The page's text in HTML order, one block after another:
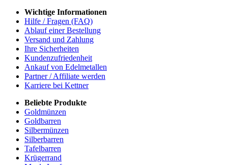
Wichtige Informationen
Hilfe / Fragen (FAQ)
Ablauf einer Bestellung
Versand und Zahlung
Ihre Sicherheiten
Kundenzufriedenheit
Ankauf von Edelmetallen
Partner / Affiliate werden
Karriere bei Kettner
Beliebte Produkte
Goldmünzen
Goldbarren
Silbermünzen
Silberbarren
Tafelbarren
Krügerrand